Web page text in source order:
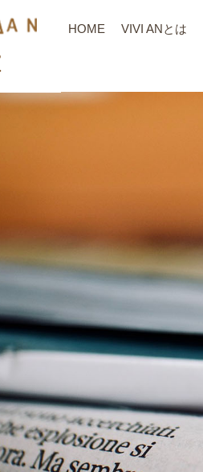
HOME VIVI ANとは